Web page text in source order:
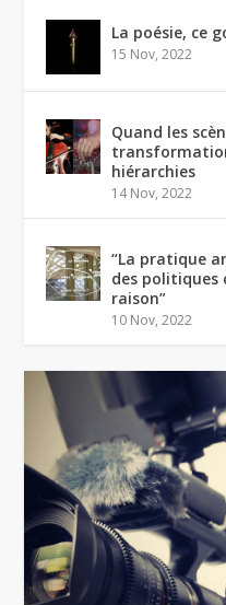
La poésie, ce
15 Nov, 2022
Quand les
hiérarchies
14 Nov, 2022
“La pratique
des politiques
raison”
10 Nov, 2022